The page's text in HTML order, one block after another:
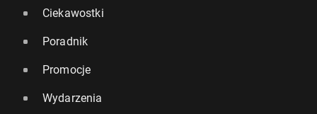
Ciekawostki
Poradnik
Promocje
Wydarzenia